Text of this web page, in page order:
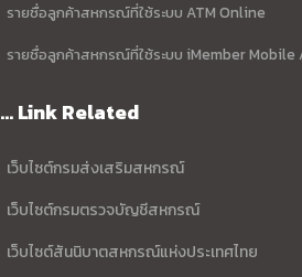
รายชื่อลูกค้าสหกรณ์ที่ใช้ระบบ ATM Online
รายชื่อลูกค้าสหกรณ์ที่ใช้ระบบ iMember
... Link Related
เว็บไซต์กรมส่งเสริมสหกรณ์
เว็บไซต์กรมตรวจบัญชีสหกรณ์
เว็บไซต์สันนิบาตสหกรณ์แห่งประเทศไทย